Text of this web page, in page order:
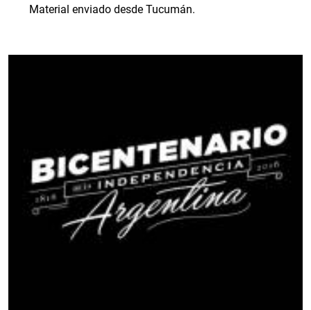
Material enviado desde Tucumán.